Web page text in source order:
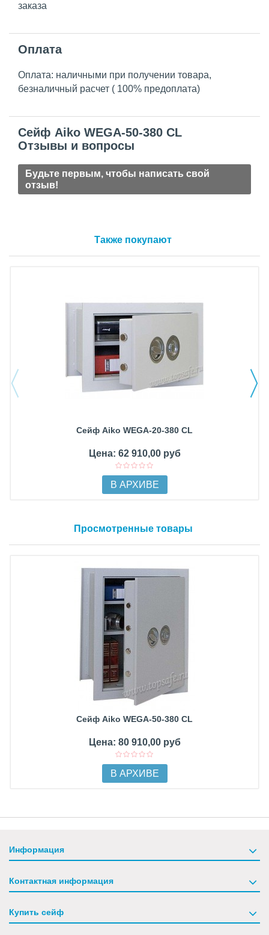
заказа
Оплата
Оплата: наличными при получении товара,
безналичный расчет ( 100% предоплата)
Сейф Aiko WEGA-50-380 CL
Отзывы и вопросы
Будьте первым, чтобы написать свой
отзыв!
Также покупают
Сейф Aiko WEGA-20-380 CL
Цена: 62 910,00 руб
В АРХИВЕ
Просмотренные товары
Сейф Aiko WEGA-50-380 CL
Цена: 80 910,00 руб
В АРХИВЕ
Информация
Контактная информация
Купить сейф